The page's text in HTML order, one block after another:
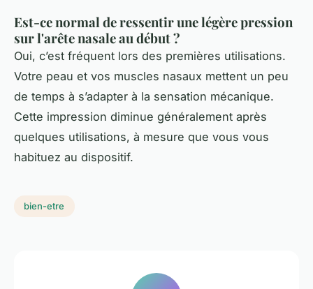
Est-ce normal de ressentir une légère pression
sur l'arête nasale au début ?
Oui, c’est fréquent lors des premières utilisations.
Votre peau et vos muscles nasaux mettent un peu
de temps à s’adapter à la sensation mécanique.
Cette impression diminue généralement après
quelques utilisations, à mesure que vous vous
habituez au dispositif.
bien-etre